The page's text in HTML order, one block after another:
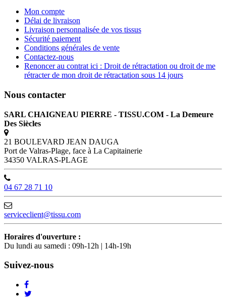
Mon compte
Délai de livraison
Livraison personnalisée de vos tissus
Sécurité paiement
Conditions générales de vente
Contactez-nous
Renoncer au contrat ici : Droit de rétractation ou droit de me
rétracter de mon droit de rétractation sous 14 jours
Nous contacter
SARL CHAIGNEAU PIERRE - TISSU.COM - La Demeure
Des Siècles
21 BOULEVARD JEAN DAUGA
Port de Valras-Plage, face à La Capitainerie
34350 VALRAS-PLAGE
04 67 28 71 10
serviceclient@tissu.com
Horaires d'ouverture :
Du lundi au samedi : 09h-12h | 14h-19h
Suivez-nous